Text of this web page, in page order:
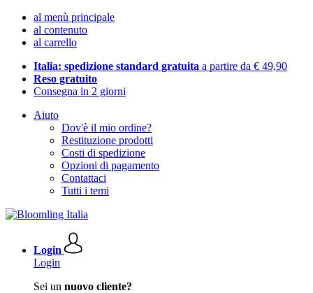
al menù principale
al contenuto
al carrello
Italia: spedizione standard gratuita a partire da € 49,90
Reso gratuito
Consegna in 2 giorni
Aiuto
Dov'è il mio ordine?
Restituzione prodotti
Costi di spedizione
Opzioni di pagamento
Contattaci
Tutti i temi
Login
Login
Sei un nuovo cliente?